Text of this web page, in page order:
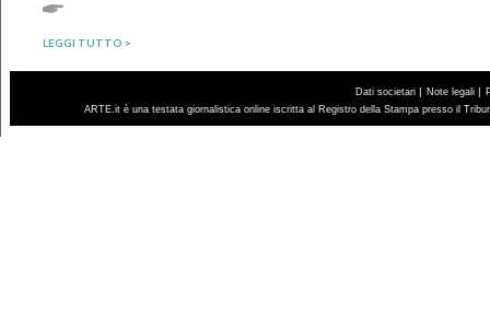
LEGGI TUTTO >
Dati societari | Note legali |
ARTE.it è una testata giornalistica online iscritta al Registro della Stampa presso il